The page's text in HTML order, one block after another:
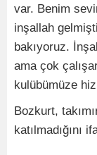
var. Benim
inşallah
bakıyoruz.
ama çok
kulübümüze
Bozkurt,
katılmadığını